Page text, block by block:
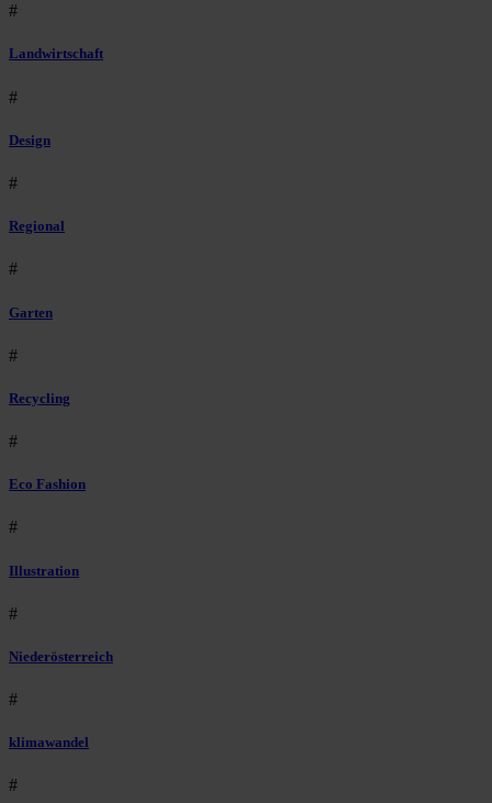
#
Landwirtschaft
#
Design
#
Regional
#
Garten
#
Recycling
#
Eco Fashion
#
Illustration
#
Niederösterreich
#
klimawandel
#